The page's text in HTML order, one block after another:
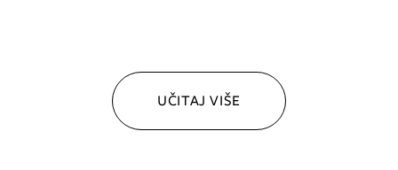
UČITAJ VIŠE